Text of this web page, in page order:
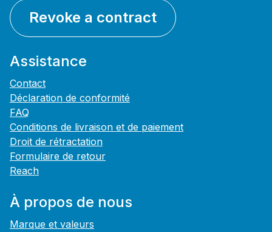
Revoke a contract
Assistance
Contact
Déclaration de conformité
FAQ
Conditions de livraison et de paiement
Droit de rétractation
Formulaire de retour
Reach
À propos de nous
Marque et valeurs